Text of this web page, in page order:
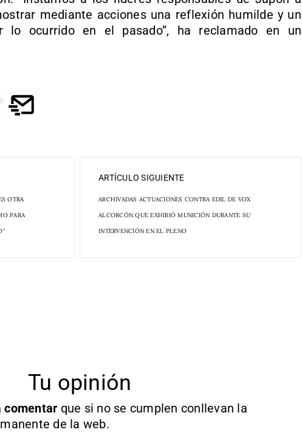
mediante acciones una reflexión humilde y un
lo ocurrido en el pasado”, ha reclamado en un
OTRA
PARA
ARTÍCULO SIGUIENTE
ARCHIVADAS ACTUACIONES CONTRA EDIL DE VOX
ALCORCÓN QUE EXHIBIÓ MUNICIÓN DURANTE SU
INTERVENCIÓN EN EL PLENO
Tu opinión
comentar que si no se cumplen conllevan la
de la web.